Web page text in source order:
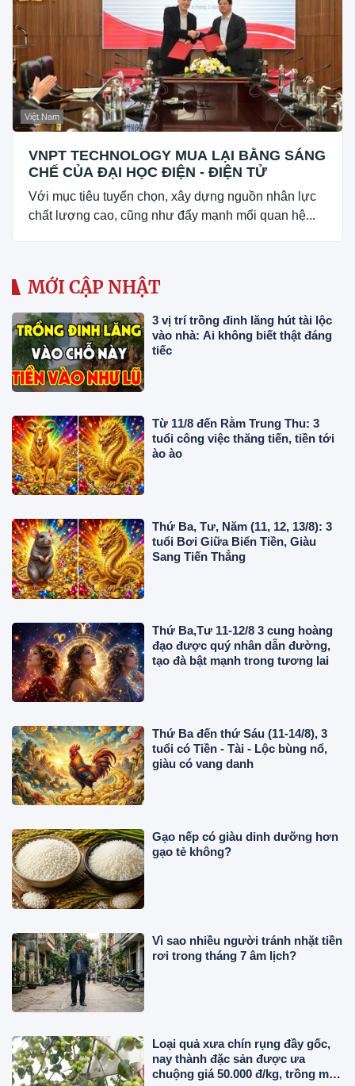
Việt Nam
VNPT TECHNOLOGY MUA LẠI BẰNG SÁNG
CHẾ CỦA ĐẠI HỌC ĐIỆN - ĐIỆN TỬ
Với mục tiêu tuyển chọn, xây dựng nguồn nhân lực
chất lượng cao, cũng như đẩy mạnh mối quan hệ...
MỚI CẬP NHẬT
3 vị trí trồng đinh lăng hút tài lộc
vào nhà: Ai không biết thật đáng
tiếc
Từ 11/8 đến Rằm Trung Thu: 3
tuổi công việc thăng tiến, tiền tới
ào ào
Thứ Ba, Tư, Năm (11, 12, 13/8): 3
tuổi Bơi Giữa Biển Tiền, Giàu
Sang Tiến Thẳng
Thứ Ba,Tư 11-12/8 3 cung hoàng
đạo được quý nhân dẫn đường,
tạo đà bật mạnh trong tương lai
Thứ Ba đến thứ Sáu (11-14/8), 3
tuổi có Tiền - Tài - Lộc bùng nổ,
giàu có vang danh
Gạo nếp có giàu dinh dưỡng hơn
gạo tẻ không?
Vì sao nhiều người tránh nhặt tiền
rơi trong tháng 7 âm lịch?
Loại quả xưa chín rụng đầy gốc,
nay thành đặc sản được ưa
chuộng giá 50.000 đ/kg, trồng một